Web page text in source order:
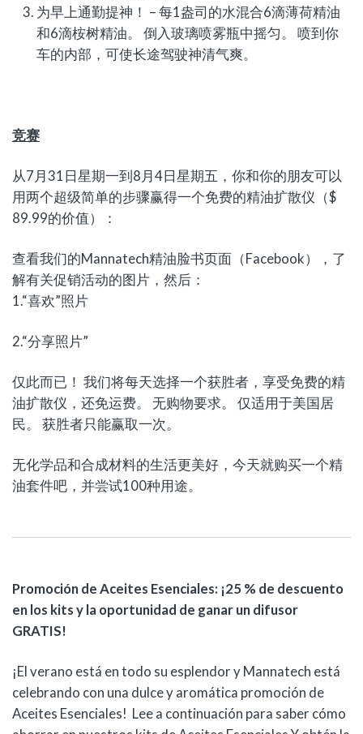
为早上通勤提神！ – 每1盎司的水混合6滴薄荷精油
和6滴桉树精油。 倒入玻璃喷雾瓶中摇匀。 喷到你
车的内部，可使长途驾驶神清气爽。
竞赛
从7月31日星期一到8月4日星期五，你和你的朋友可以
用两个超级简单的步骤赢得一个免费的精油扩散仪（$
89.99的价值）：
查看我们的Mannatech精油脸书页面（Facebook），了
解有关促销活动的图片，然后：
1.“喜欢”照片
2.“分享照片”
仅此而已！ 我们将每天选择一个获胜者，享受免费的精
油扩散仪，还免运费。 无购物要求。 仅适用于美国居
民。 获胜者只能赢取一次。
无化学品和合成材料的生活更美好，今天就购买一个精
油套件吧，并尝试100种用途。
Promoción de Aceites Esenciales: ¡25 % de descuento
en los kits y la oportunidad de ganar un difusor
GRATIS!
¡El verano está en todo su esplendor y Mannatech está
celebrando con una dulce y aromática promoción de
Aceites Esenciales! Lee a continuación para saber cómo